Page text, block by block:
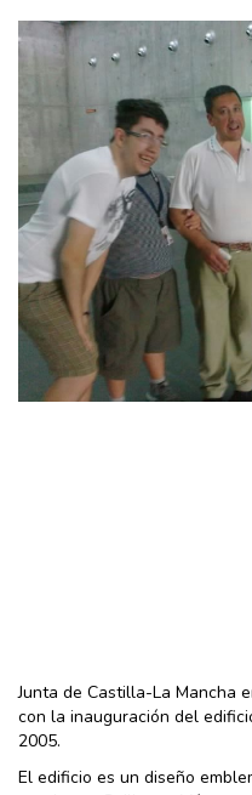
Junta de Castilla-La Mancha
con la inauguración del
2005.
El edificio es un diseño